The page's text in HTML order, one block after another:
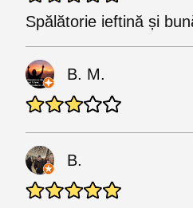
Spălătorie ieftină și
B. M.
B.